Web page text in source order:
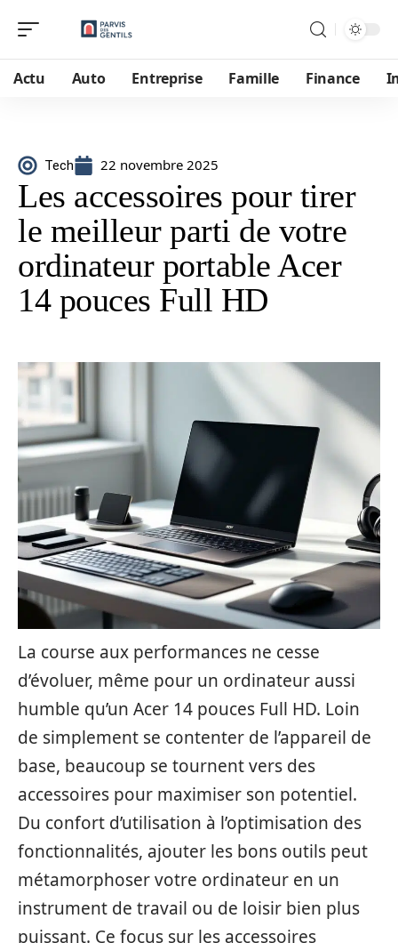
Actu Auto Entreprise Famille Finance
Tech 22 novembre 2025
Les accessoires pour tirer
le meilleur parti de votre
ordinateur portable Acer
14 pouces Full HD
La course aux performances ne cesse
d’évoluer, même pour un ordinateur aussi
humble qu’un Acer 14 pouces Full HD. Loin
de simplement se contenter de l’appareil de
base, beaucoup se tournent vers des
accessoires pour maximiser son potentiel.
Du confort d’utilisation à l’optimisation des
fonctionnalités, ajouter les bons outils peut
métamorphoser votre ordinateur en un
instrument de travail ou de loisir bien plus
puissant. Ce focus sur les accessoires